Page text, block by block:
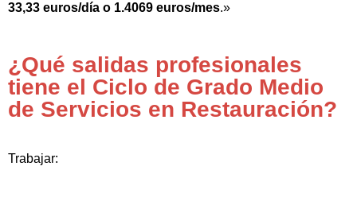
33,33 euros/día o 1.4069 euros/mes.»
¿Qué salidas profesionales
tiene el Ciclo de Grado Medio
de Servicios en Restauración?
Trabajar: